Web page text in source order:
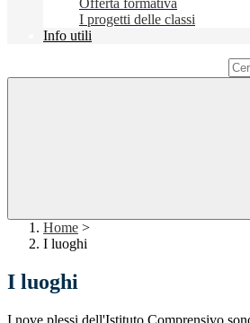
Offerta formativa
I progetti delle classi
Info utili
Home >
I luoghi
I luoghi